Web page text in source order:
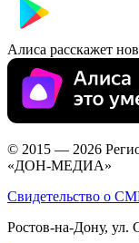
Алиса расскажет
© 2015 — 2026
«ДОН-МЕДИА»
Свидетельство о
Ростов-на-Дону, ул.